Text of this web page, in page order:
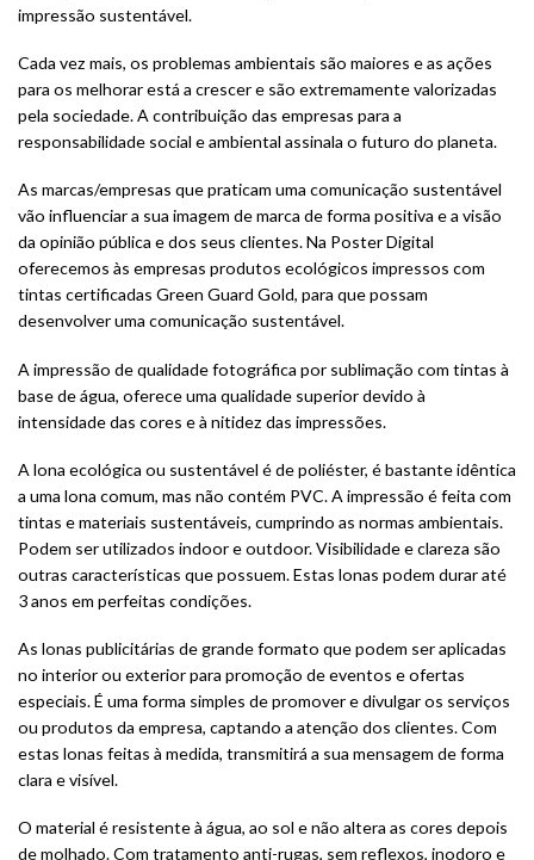
impressão sustentável.
Cada vez mais, os problemas ambientais são maiores e as ações
para os melhorar está a crescer e são extremamente valorizadas
pela sociedade. A contribuição das empresas para a
responsabilidade social e ambiental assinala o futuro do planeta.
As marcas/empresas que praticam uma comunicação sustentável
vão influenciar a sua imagem de marca de forma positiva e a visão
da opinião pública e dos seus clientes. Na Poster Digital
oferecemos às empresas produtos ecológicos impressos com
tintas certificadas Green Guard Gold, para que possam
desenvolver uma comunicação sustentável.
A impressão de qualidade fotográfica por sublimação com tintas à
base de água, oferece uma qualidade superior devido à
intensidade das cores e à nitidez das impressões.
A lona ecológica ou sustentável é de poliéster, é bastante idêntica
a uma lona comum, mas não contém PVC. A impressão é feita com
tintas e materiais sustentáveis, cumprindo as normas ambientais.
Podem ser utilizados indoor e outdoor. Visibilidade e clareza são
outras características que possuem. Estas lonas podem durar até
3 anos em perfeitas condições.
As lonas publicitárias de grande formato que podem ser aplicadas
no interior ou exterior para promoção de eventos e ofertas
especiais. É uma forma simples de promover e divulgar os serviços
ou produtos da empresa, captando a atenção dos clientes. Com
estas lonas feitas à medida, transmitirá a sua mensagem de forma
clara e visível.
O material é resistente à água, ao sol e não altera as cores depois
de molhado. Com tratamento anti-rugas, sem reflexos, inodoro e